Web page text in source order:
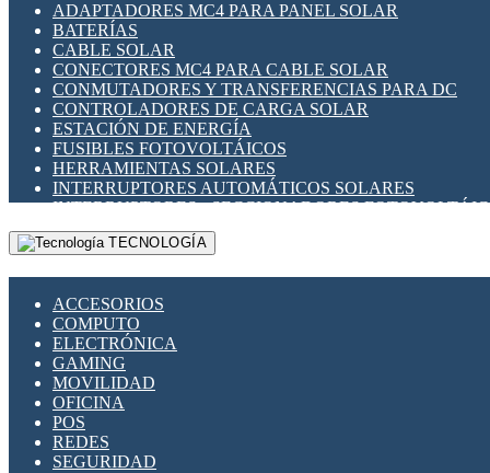
ADAPTADORES MC4 PARA PANEL SOLAR
BATERÍAS
CABLE SOLAR
CONECTORES MC4 PARA CABLE SOLAR
CONMUTADORES Y TRANSFERENCIAS PARA DC
CONTROLADORES DE CARGA SOLAR
ESTACIÓN DE ENERGÍA
FUSIBLES FOTOVOLTÁICOS
HERRAMIENTAS SOLARES
INTERRUPTORES AUTOMÁTICOS SOLARES
INTERRUPTORES - SECCIONADORES
MONTAJE PANEL SOLAR
PORTA FUSIBLES Y SECCIONADORES
TECNOLOGÍA
ACCESORIOS
COMPUTO
ELECTRÓNICA
GAMING
MOVILIDAD
OFICINA
POS
REDES
SEGURIDAD